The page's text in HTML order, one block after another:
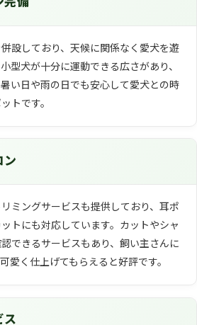
完備
設しており、天候に関係なく愛犬を遊
型犬が十分に運動できる広さがあり、
い日や雨の日でも安心して愛犬との時
トです。
ン
ミングサービスも提供しており、耳ポ
トにも対応しています。カットやシャ
できるサービスもあり、飼い主さんに
愛く仕上げてもらえると好評です。
ス